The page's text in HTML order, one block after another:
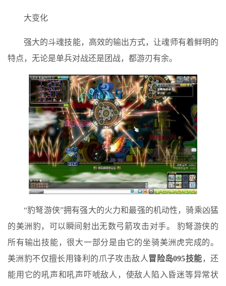
大变化
强大的斗魂技能，高效的输出方式，让魂师有着鲜明的
特点，无论是单兵对战还是团战，都游刃有余。
“豹弩游侠”拥有强大的火力和最强的机动性，骑乘凶猛
的美洲豹，可以瞬间射出无数弓箭攻击对手。 豹弩游侠的
所有输出技能，很大一部分是由它的坐骑美洲虎完成的。
美洲豹不仅擅长用锋利的爪子攻击敌人冒险岛095技能，还
能用它的吼声和吼声吓唬敌人，使敌人陷入昏迷等异常状